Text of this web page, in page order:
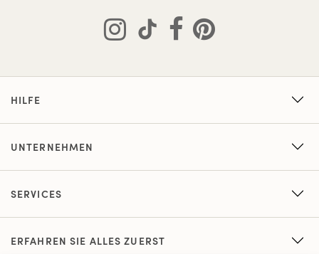
HILFE
UNTERNEHMEN
SERVICES
ERFAHREN SIE ALLES ZUERST